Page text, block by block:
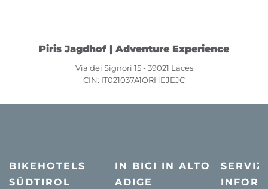
Piris Jagdhof | Adventure Experience
Via dei Signori 15 - 39021 Laces
CIN: IT021037A1ORHEJEJC
BIKEHOTELS
SÜDTIROL
IN BICI IN ALTO
ADIGE